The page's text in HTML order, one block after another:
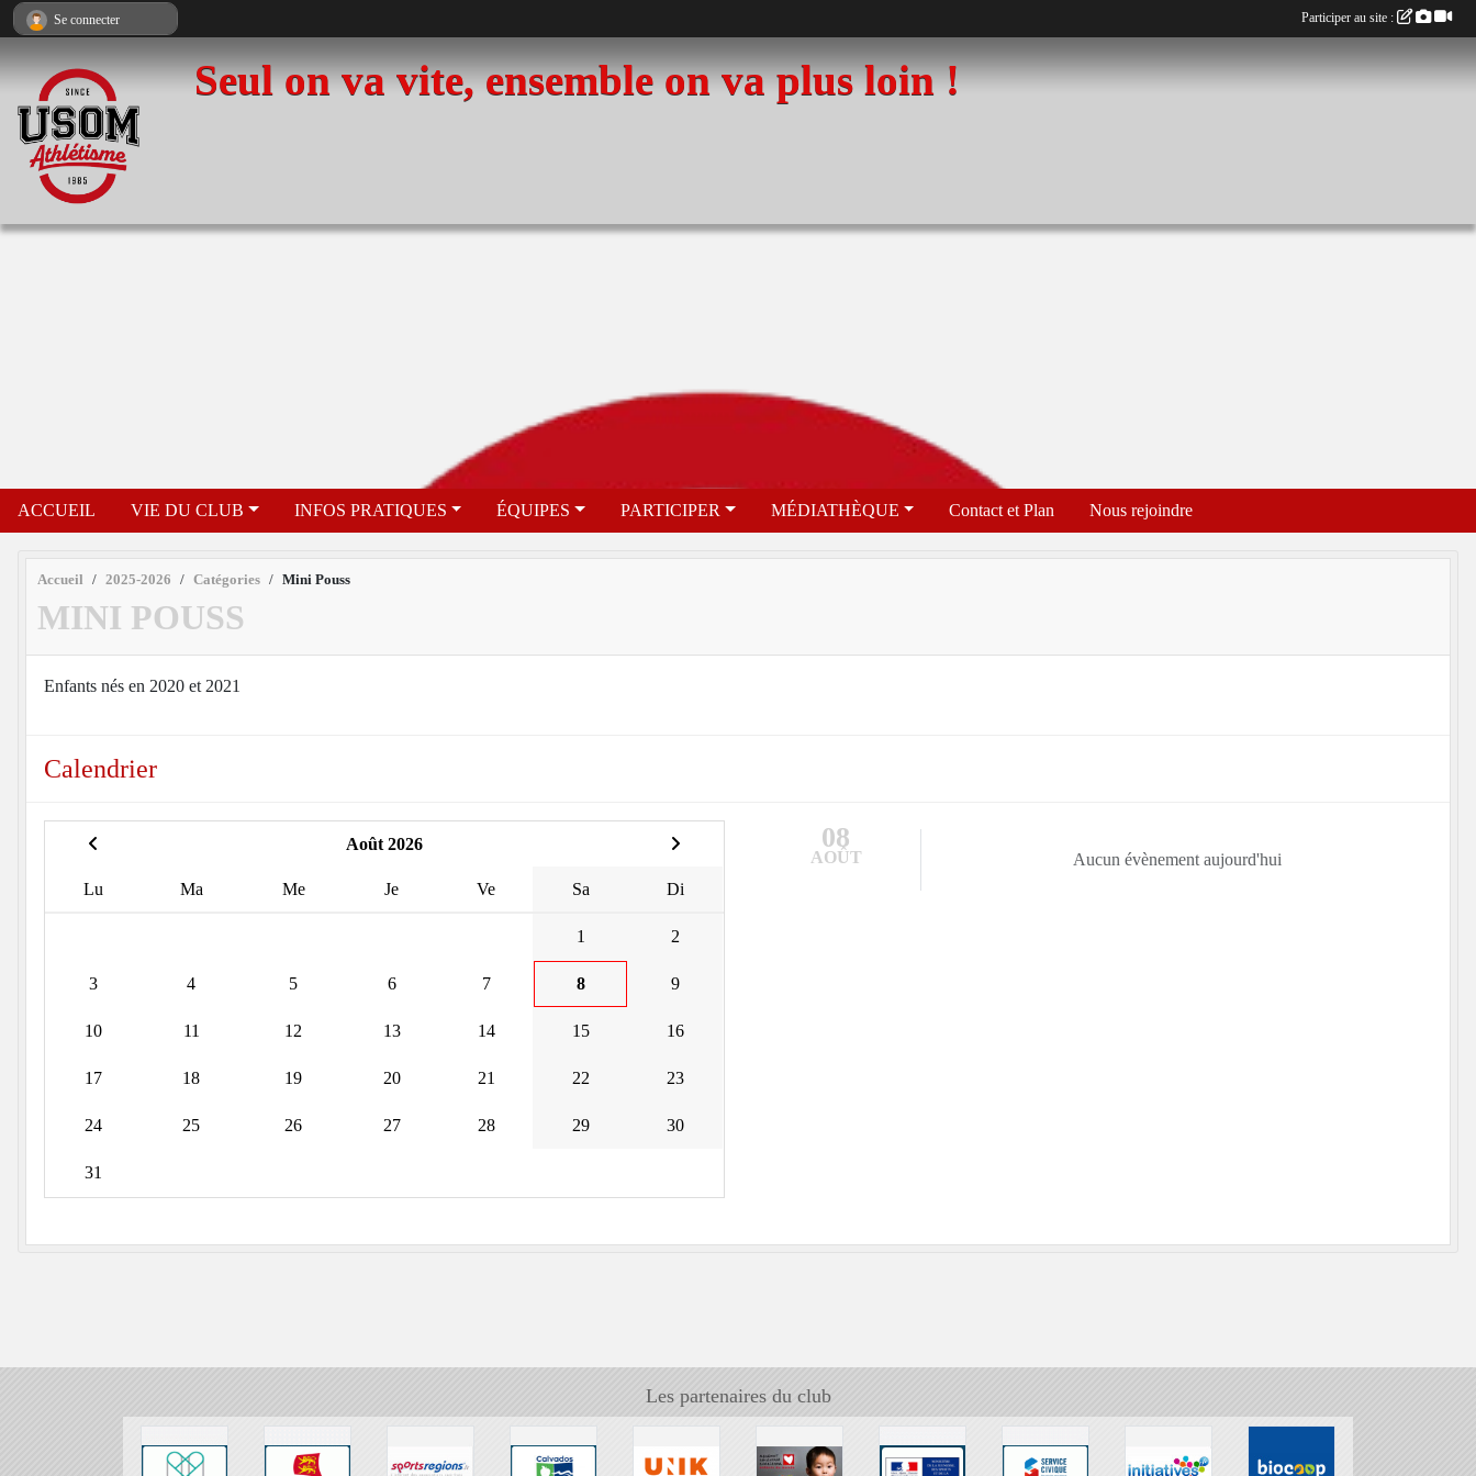
Seul on va vite, ensemble on va plus loin !
ACCUEIL VIE DU CLUB INFOS PRATIQUES ÉQUIPES PARTICIPER MÉDIATHÈQUE Contact et Plan Nous rejoindre
Accueil 2025-2026 Catégories Mini Pouss
MINI POUSS
Enfants nés en 2020 et 2021
Calendrier
Août 2026
Lu Ma Me Je Ve Sa Di
1 2
3 4 5 6 7 8 9
10 11 12 13 14 15 16
17 18 19 20 21 22 23
24 25 26 27 28 29 30
31
08
AOÛT Aucun évènement aujourd'hui
Les partenaires du club
Se connecter Participer au site :
Panneau de gestion des cookies